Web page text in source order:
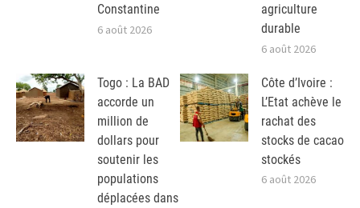
Constantine
6 août 2026
agriculture
durable
6 août 2026
Togo : La BAD
accorde un
million de
dollars pour
soutenir les
populations
déplacées dans
Côte d’Ivoire :
L’Etat achève le
rachat des
stocks de cacao
stockés
6 août 2026